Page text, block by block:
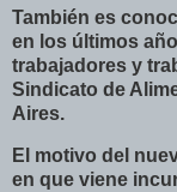
También es
en los últimos
trabajadores y
Sindicato de
Aires.
El motivo del
en que viene